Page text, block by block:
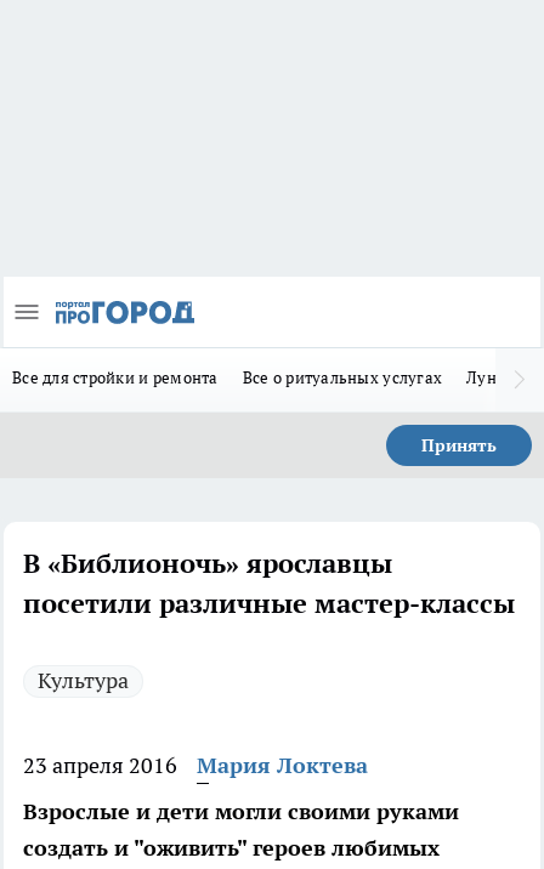
Все для стройки и ремонта Все о ритуальных услугах Лунно-
Принять
В «Библионочь» ярославцы
посетили различные мастер-классы
Культура
23 апреля 2016
Мария Локтева
Взрослые и дети могли своими руками
создать и "оживить" героев любимых